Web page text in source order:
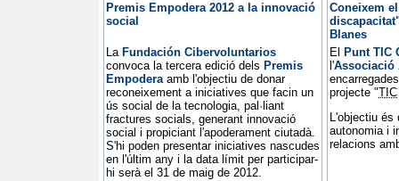
Premis Empodera 2012 a la innovació
social
La Fundación Cibervoluntarios
convoca la tercera edició dels Premis
Empoderaamb l'objectiu de donar
reconeixement a iniciatives que facin un
ús social de la tecnologia, pal·liant
fractures socials, generant innovació
social i propiciant l'apoderament ciutadà.
S'hi poden presentar iniciatives nascudes
en l'últim any i la data límit per participar-
hi serà el 31 de maig de 2012.
Coneixem
Blanes
El Punt TIC
l'Associació
projecte "TIC
L'objectiu
autonomia i
relacions